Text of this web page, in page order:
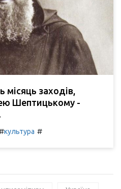
місяць заходів,
Шептицькому -
культура #